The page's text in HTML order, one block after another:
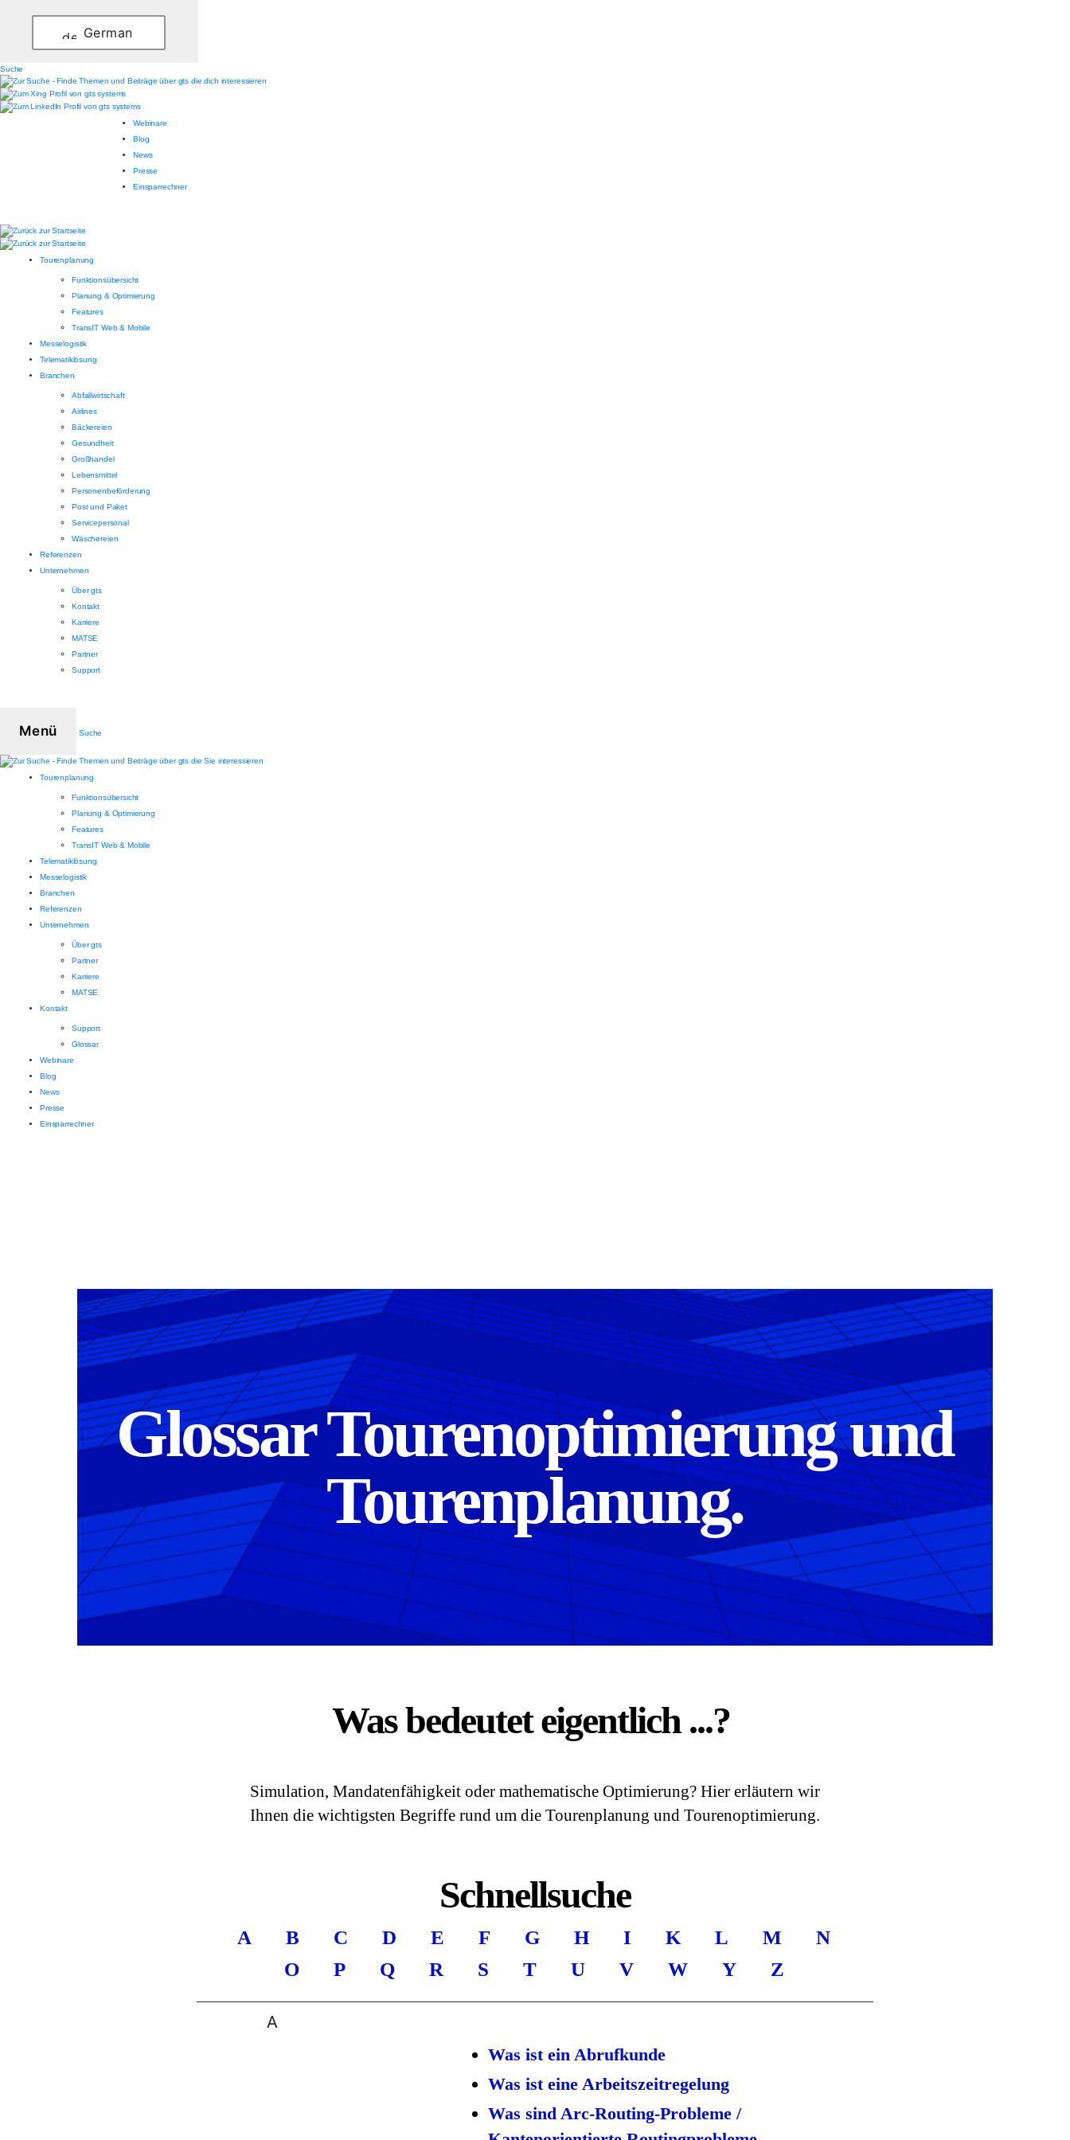
German
Suche
Webinare
Blog
News
Presse
Einsparrechner
Tourenplanung
Funktionsübersicht
Planung & Optimierung
Features
TransIT Web & Mobile
Messelogistik
Telematiklösung
Branchen
Abfallwirtschaft
Airlines
Bäckereien
Gesundheit
Großhandel
Lebensmittel
Personenbeförderung
Post und Paket
Servicepersonal
Wäschereien
Referenzen
Unternehmen
Über gts
Kontakt
Karriere
MATSE
Partner
Support
Menü Suche
Tourenplanung
Funktionsübersicht
Planung & Optimierung
Features
TransIT Web & Mobile
Telematiklösung
Messelogistik
Branchen
Referenzen
Unternehmen
Über gts
Partner
Karriere
MATSE
Kontakt
Support
Glossar
Webinare
Blog
News
Presse
Einsparrechner
Glossar Tourenoptimierung und
Tourenplanung.
Was bedeutet eigentlich ...?
Simulation, Mandatenfähigkeit oder mathematische Optimierung? Hier erläutern wir
Ihnen die wichtigsten Begriffe rund um die Tourenplanung und Tourenoptimierung.
Schnellsuche
A B C D E F G H I K L M
N
O
P Q R S T U V W Y Z
A
Was ist ein Abrufkunde
Was ist eine Arbeitszeitregelung
Was sind Arc-Routing-Probleme /